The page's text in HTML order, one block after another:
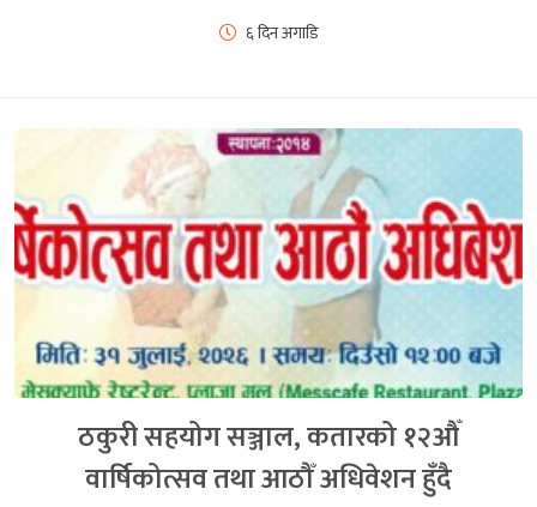
६ दिन अगाडि
ठकुरी सहयोग सञ्जाल, कतारको १२औँ
वार्षिकोत्सव तथा आठौँ अधिवेशन हुँदै